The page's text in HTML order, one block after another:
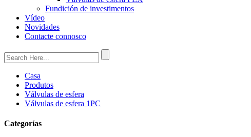
Fundición de investimentos
Vídeo
Novidades
Contacte connosco
Casa
Produtos
Válvulas de esfera
Válvulas de esfera 1PC
Categorías